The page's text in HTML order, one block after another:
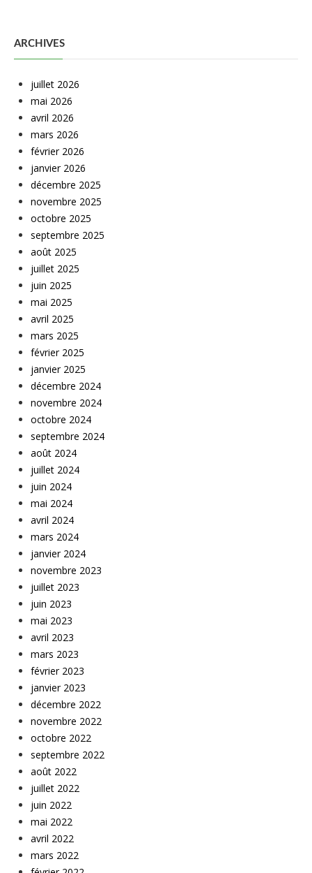
ARCHIVES
juillet 2026
mai 2026
avril 2026
mars 2026
février 2026
janvier 2026
décembre 2025
novembre 2025
octobre 2025
septembre 2025
août 2025
juillet 2025
juin 2025
mai 2025
avril 2025
mars 2025
février 2025
janvier 2025
décembre 2024
novembre 2024
octobre 2024
septembre 2024
août 2024
juillet 2024
juin 2024
mai 2024
avril 2024
mars 2024
janvier 2024
novembre 2023
juillet 2023
juin 2023
mai 2023
avril 2023
mars 2023
février 2023
janvier 2023
décembre 2022
novembre 2022
octobre 2022
septembre 2022
août 2022
juillet 2022
juin 2022
mai 2022
avril 2022
mars 2022